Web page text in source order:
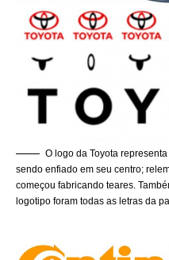
O logo da Toyota
sendo enfiado em seu centro;
começou fabricando teares.
logotipo foram todas as letras da